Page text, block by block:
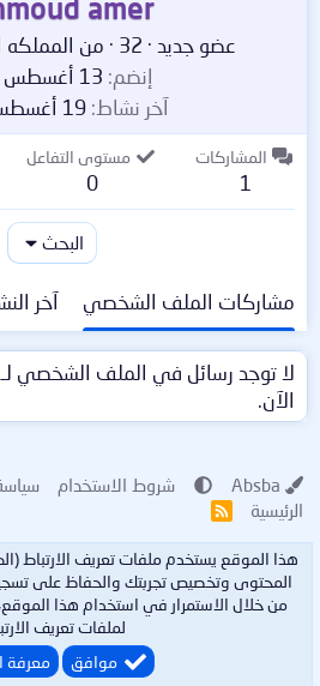
amer
عضو جديد ·
· من المملكه
إنضم 13 أغسطس 2025
آخر نشاط 19 أغسطس 2025
المشاركات
1
مستوى التفاعل
0
البحث
مشاركات الملف الشخصي آخر
الآن.
شروط الاستخدام
الرئيسية
R
هذا الموقع يستخدم ملفات تعريف الارتباط
المحتوى وتخصيص تجربتك والحفاظ على
من خلال الاستمرار في استخدام هذا
لملفات تعريف
موافق
معرفة